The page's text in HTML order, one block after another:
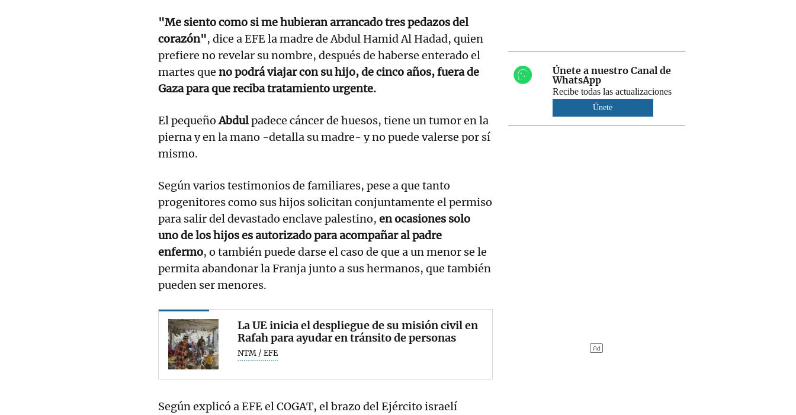
"Me siento como si me hubieran arrancado tres pedazos del
corazón", dice a EFE la madre de Abdul Hamid Al Hadad, quien
prefiere no revelar su nombre, después de haberse enterado el
martes que no podrá viajar con su hijo, de cinco años, fuera de
Gaza para que reciba tratamiento urgente.
El pequeñoAbdulpadece cáncer de huesos, tiene un tumor en la
pierna y en la mano -detalla su madre- y no puede valerse por sí
mismo.
Según varios testimonios de familiares, pese a que tanto
progenitores como sus hijos solicitan conjuntamente el permiso
para salir del devastado enclave palestino, en ocasiones solo
uno de los hijos es autorizado para acompañar al padre
enfermo, o también puede darse el caso de que a un menor se le
permita abandonar la Franja junto a sus hermanos, que también
pueden ser menores.
La UE inicia el despliegue de su misión civil en
Rafah para ayudar en tránsito de personas
NTM / EFE
Según explicó a EFE el COGAT, el brazo del Ejército israelí
Únete a nuestro Canal de
WhatsApp
Recibe todas las actualizaciones
Únete